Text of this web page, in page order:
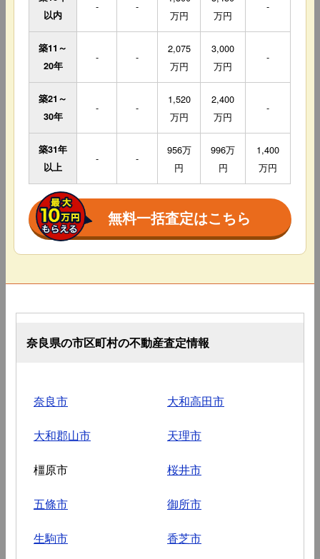
以内
- -
万円
万円
-
築11～
20年
- -
2,075
万円
3,000
万円
-
築21～
30年
- -
1,520
万円
2,400
万円
-
築31年
以上
- -
956万
円
996万
円
1,400
万円
無料一括査定はこちら
奈良県の市区町村の不動産査定情報
奈良市 大和高田市
大和郡山市 天理市
橿原市 桜井市
五條市 御所市
生駒市 香芝市